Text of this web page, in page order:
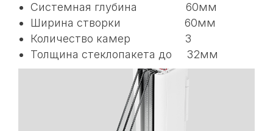
Системная глубина 60мм
Ширина створки 60мм
Количество камер 3
Толщина стеклопакета до 32мм